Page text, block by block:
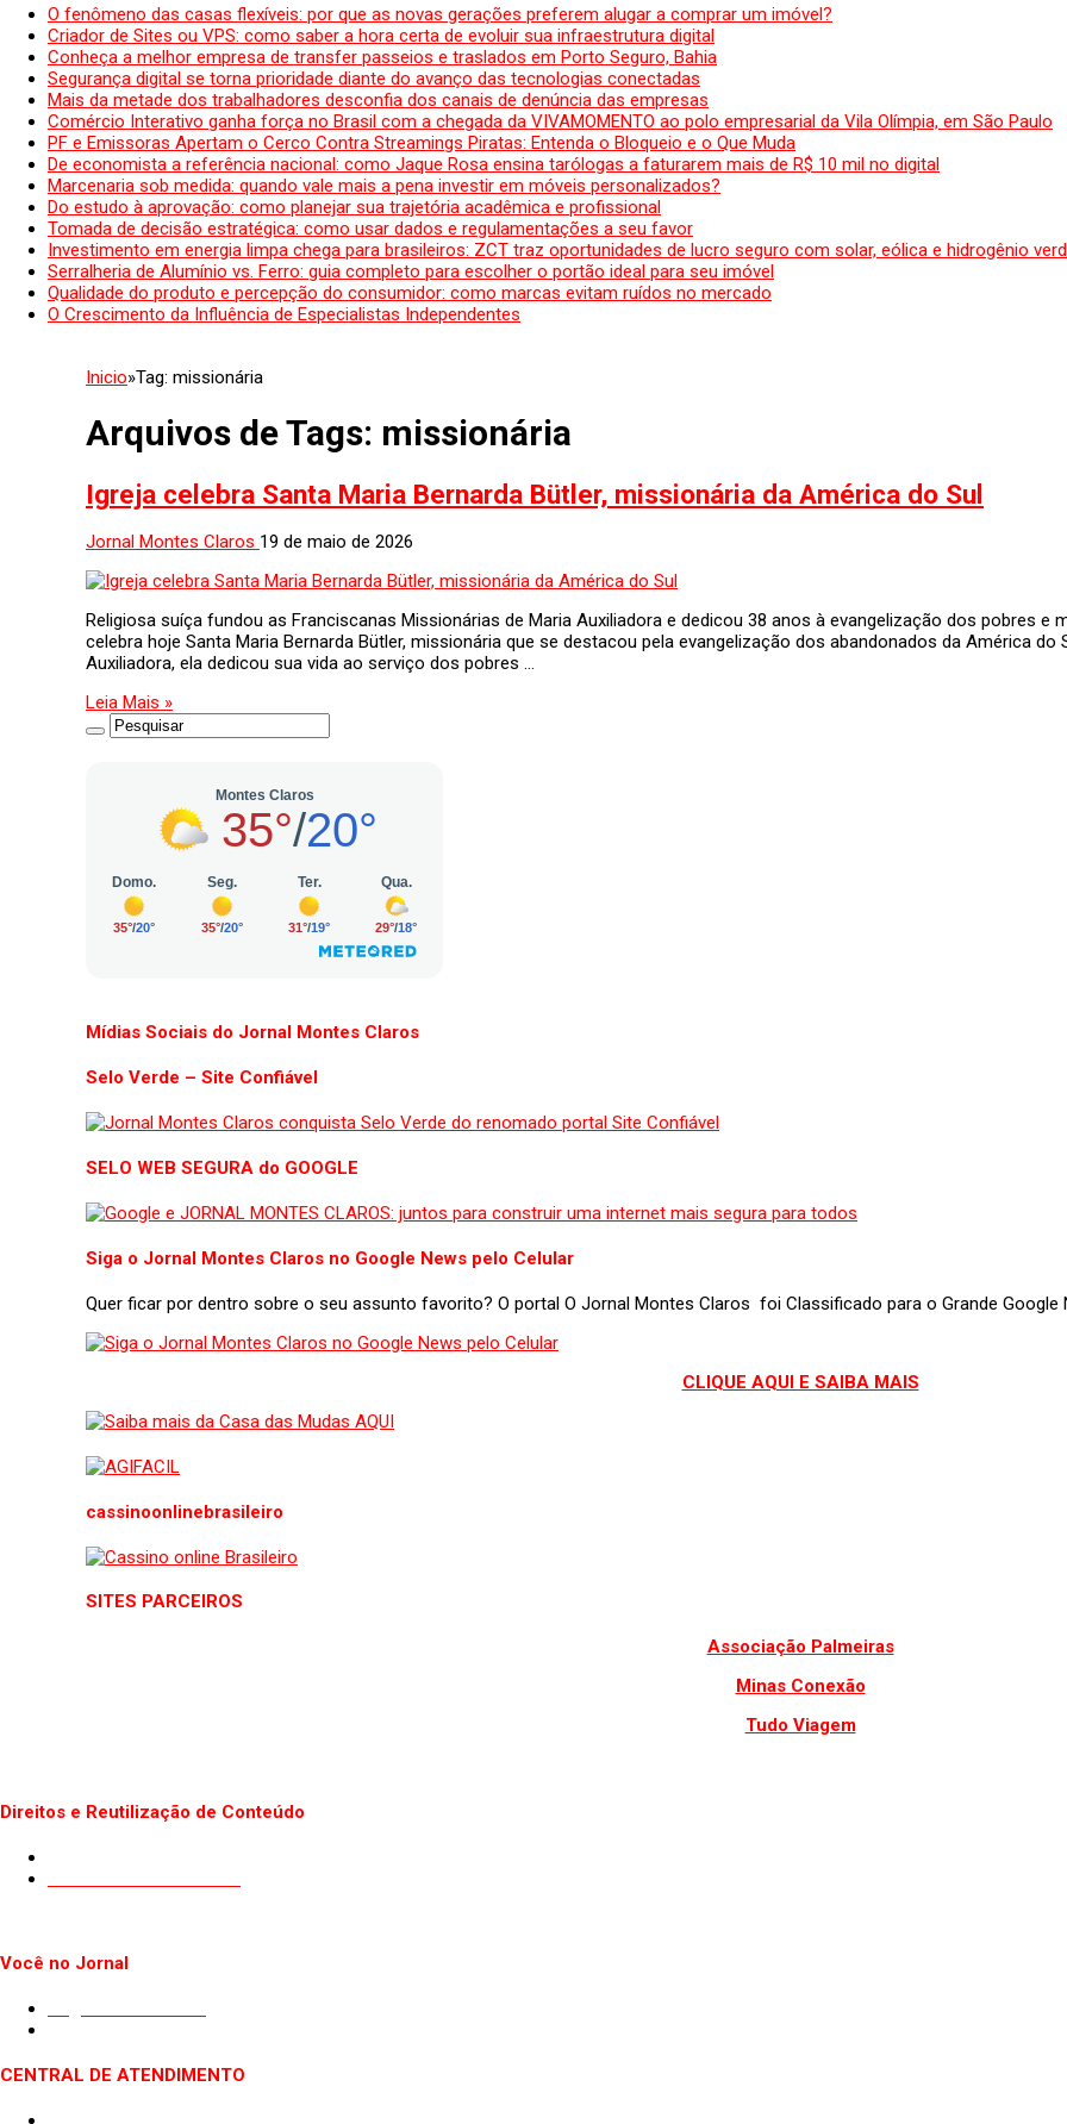
O fenômeno das casas flexíveis: por que as novas gerações preferem alugar a comprar um imóvel?
Criador de Sites ou VPS: como saber a hora certa de evoluir sua infraestrutura digital
Conheça a melhor empresa de transfer passeios e traslados em Porto Seguro, Bahia
Segurança digital se torna prioridade diante do avanço das tecnologias conectadas
Mais da metade dos trabalhadores desconfia dos canais de denúncia das empresas
Comércio Interativo ganha força no Brasil com a chegada da VIVAMOMENTO ao polo empresarial da Vila Olímpia, em São Paulo
PF e Emissoras Apertam o Cerco Contra Streamings Piratas: Entenda o Bloqueio e o Que Muda
De economista a referência nacional: como Jaque Rosa ensina tarólogas a faturarem mais de R$ 10 mil no digital
Marcenaria sob medida: quando vale mais a pena investir em móveis personalizados?
Do estudo à aprovação: como planejar sua trajetória acadêmica e profissional
Tomada de decisão estratégica: como usar dados e regulamentações a seu favor
Investimento em energia limpa chega para brasileiros: ZCT traz oportunidades de lucro seguro com solar, eólica e hidrogênio
Serralheria de Alumínio vs. Ferro: guia completo para escolher o portão ideal para seu imóvel
Qualidade do produto e percepção do consumidor: como marcas evitam ruídos no mercado
O Crescimento da Influência de Especialistas Independentes
Inicio»Tag: missionária
Arquivos de Tags: missionária
Igreja celebra Santa Maria Bernarda Bütler, missionária da América do Sul
Jornal Montes Claros 19 de maio de 2026
Religiosa suíça fundou as Franciscanas Missionárias de Maria Auxiliadora e dedicou 38 anos à evangelização dos pobres e
celebra hoje Santa Maria Bernarda Bütler, missionária que se destacou pela evangelização dos abandonados da América
Auxiliadora, ela dedicou sua vida ao serviço dos pobres …
Leia Mais »
Mídias Sociais do Jornal Montes Claros
Selo Verde – Site Confiável
SELO WEB SEGURA do GOOGLE
Siga o Jornal Montes Claros no Google News pelo Celular
Quer ficar por dentro sobre o seu assunto favorito? O portal O Jornal Montes Claros foi Classificado para o Grande Google
CLIQUE AQUI E SAIBA MAIS
cassinoonlinebrasileiro
SITES PARCEIROS
Associação Palmeiras
Minas Conexão
Tudo Viagem
Direitos e Reutilização de Conteúdo
Você no Jornal
CENTRAL DE ATENDIMENTO